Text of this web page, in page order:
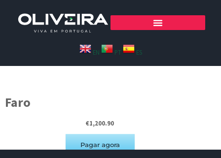
EN PT ES
Faro
€1,200.90
Pagar agora